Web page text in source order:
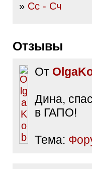
» Сс - Сч
Отзывы
От
Дина,
в ГАПО!
Тема: